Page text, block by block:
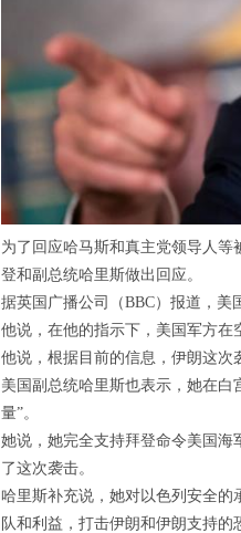
为了回应哈马斯和真主党领导人
登和副总统哈里斯做出回应。
据英国广播公司（BBC）报道，美
他说，在他的指示下，美国军方在
他说，根据目前的信息，伊朗这次
美国副总统哈里斯也表示，她在白
量”。
她说，她完全支持拜登命令美国
了这次袭击。
哈里斯补充说，她对以色列安全
队和利益，打击伊朗和伊朗支持的